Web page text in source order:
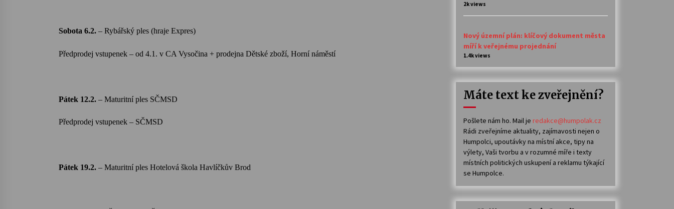
Sobota 6.2. – Rybářský ples (hraje Expres)
Předprodej vstupenek – od 4.1. v CA Vysočina + prodejna Dětské zboží, Horní náměstí
Pátek 12.2. – Maturitní ples SČMSD
Předprodej vstupenek – SČMSD
Pátek 19.2. – Maturitní ples Hotelová škola Havlíčkův Brod
2k views
Nový územní plán: klíčový dokument města
míří k veřejnému projednání
1.4k views
Máte text ke zveřejnění?
Pošlete nám ho. Mail je redakce@humpolak.cz
Rádi zveřejníme aktuality, zajímavosti nejen o
Humpolci, upoutávky na místní akce, tipy na
výlety, Vaši tvorbu a v rozumné míře i texty
místních politických uskupení a reklamu týkající
se Humpolce.